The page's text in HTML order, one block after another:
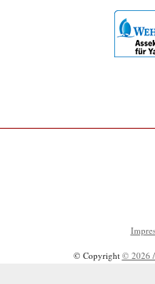
© Copyright © 2026 /